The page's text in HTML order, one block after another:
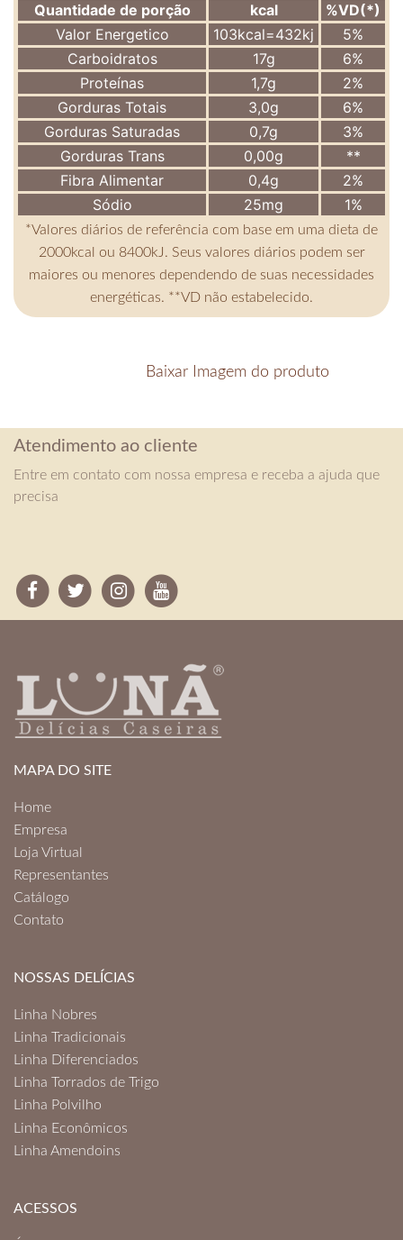
Quantidade de porção kcal
%VD(*)
Valor Energetico
103kcal=432kj
5%
Carboidratos
17g
6%
Proteínas
1,7g
2%
Gorduras Totais
3,0g
6%
Gorduras Saturadas
0,7g
3%
Gorduras Trans
0,00g
**
Fibra Alimentar
0,4g
2%
Sódio
25mg 1%
*Valores diários de referência com base em uma dieta de
2000kcal ou 8400kJ. Seus valores diários podem ser
maiores ou menores dependendo de suas necessidades
energéticas. **VD não estabelecido.
Baixar Imagem do produto
Atendimento ao cliente
Entre em contato com nossa empresa e receba a ajuda que
precisa
MAPA DO SITE
Home
Empresa
Loja Virtual
Representantes
Catálogo
Contato
NOSSAS DELÍCIAS
Linha Nobres
Linha Tradicionais
Linha Diferenciados
Linha Torrados de Trigo
Linha Polvilho
Linha Econômicos
Linha Amendoins
ACESSOS